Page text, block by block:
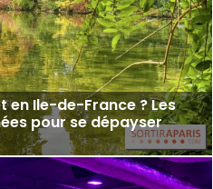
en Ile-de-France ? Les
pour se dépayser